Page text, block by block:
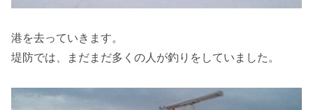
港を去っていきます。
堤防では、まだまだ多くの人が釣りをしていました。